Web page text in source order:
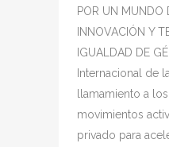
POR UN MUNDO
INNOVACIÓN Y
IGUALDAD DE
Internacional de
llamamiento a
movimientos
privado para